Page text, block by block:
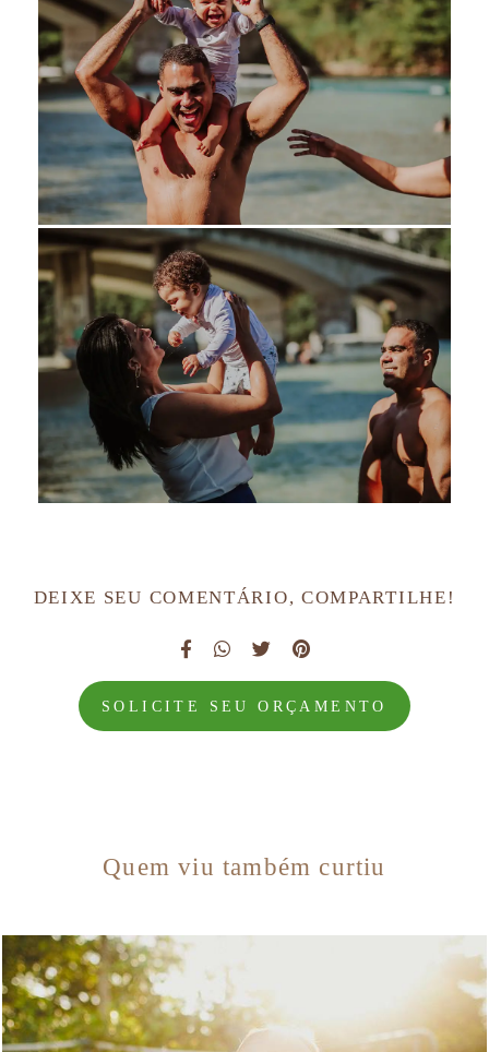
DEIXE SEU COMENTÁRIO, COMPARTILHE!
SOLICITE SEU ORÇAMENTO
Quem viu também curtiu